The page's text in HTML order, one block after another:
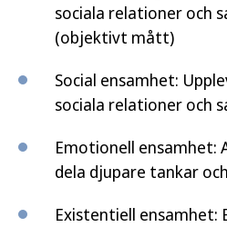
sociala relationer och
(objektivt mått)
Social ensamhet:
sociala relationer och
Emotionell
dela djupare tankar
Existentiell ensamhet: